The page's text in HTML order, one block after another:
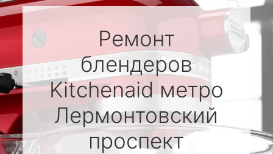
Ремонт
блендеров
Kitchenaidметро
Лермонтовский
проспект